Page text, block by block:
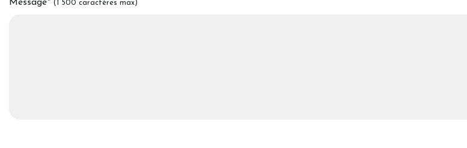
Message* (1 500 caractères max)